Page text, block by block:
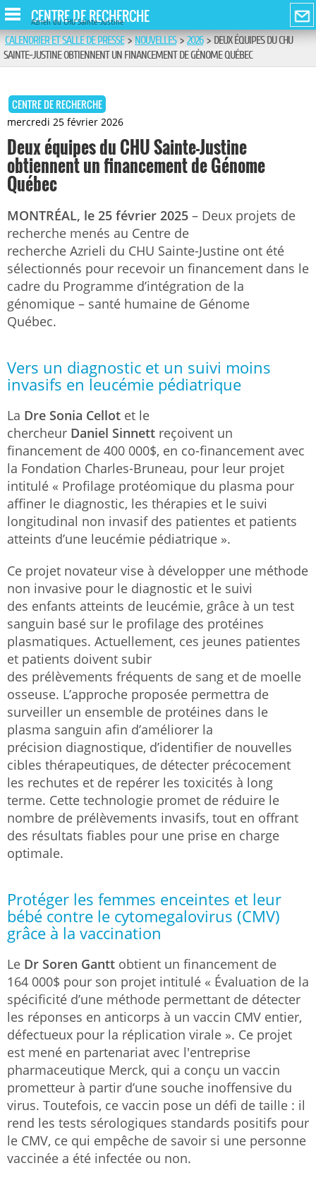
CENTRE DE RECHERCHE
Azrieli du CHU Sainte-Justine
CALENDRIER ET SALLE DE PRESSE>NOUVELLES>2026>DEUX ÉQUIPES DU CHU
SAINTE-JUSTINE OBTIENNENT UN FINANCEMENT DE GÉNOME QUÉBEC
CENTRE DE RECHERCHE
mercredi 25 février 2026
Deux équipes du CHU Sainte-Justine
obtiennent un financement de Génome
Québec
MONTRÉAL, le 25 février 2025 – Deux projets de
recherche menés au Centre de
recherche Azrieli du CHU Sainte-Justine ont été
sélectionnés pour recevoir un financement dans le
cadre du Programme d’intégration de la
génomique – santé humaine de Génome
Québec.
Vers un diagnostic et un suivi moins
invasifs en leucémie pédiatrique
La Dre Sonia Cellot et le
chercheur Daniel Sinnett reçoivent un
financement de 400 000$, en co-financement avec
la Fondation Charles-Bruneau, pour leur projet
intitulé « Profilage protéomique du plasma pour
affiner le diagnostic, les thérapies et le suivi
longitudinal non invasif des patientes et patients
atteints d’une leucémie pédiatrique ».
Ce projet novateur vise à développer une méthode
non invasive pour le diagnostic et le suivi
des enfants atteints de leucémie, grâce à un test
sanguin basé sur le profilage des protéines
plasmatiques. Actuellement, ces jeunes patientes
et patients doivent subir
des prélèvements fréquents de sang et de moelle
osseuse. L’approche proposée permettra de
surveiller un ensemble de protéines dans le
plasma sanguin afin d’améliorer la
précision diagnostique, d’identifier de nouvelles
cibles thérapeutiques, de détecter précocement
les rechutes et de repérer les toxicités à long
terme. Cette technologie promet de réduire le
nombre de prélèvements invasifs, tout en offrant
des résultats fiables pour une prise en charge
optimale.
Protéger les femmes enceintes et leur
bébé contre le cytomegalovirus (CMV)
grâce à la vaccination
Le Dr Soren Gantt obtient un financement de
164 000$ pour son projet intitulé « Évaluation de la
spécificité d’une méthode permettant de détecter
les réponses en anticorps à un vaccin CMV entier,
défectueux pour la réplication virale ». Ce projet
est mené en partenariat avec l'entreprise
pharmaceutique Merck, qui a conçu un vaccin
prometteur à partir d’une souche inoffensive du
virus. Toutefois, ce vaccin pose un défi de taille : il
rend les tests sérologiques standards positifs pour
le CMV, ce qui empêche de savoir si une personne
vaccinée a été infectée ou non.